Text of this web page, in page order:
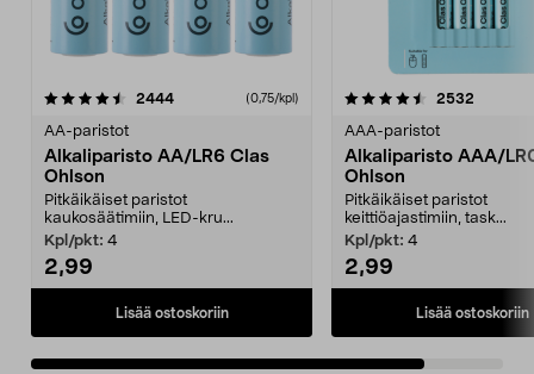
2444arvostelut (0,75/kpl)
AA-paristot
Alkaliparisto AA/LR6 Clas
Ohlson
Pitkäikäiset paristot
kaukosäätimiin, LED-kru...
Kpl/pkt: 4
2,99
Lisää ostoskoriin
4.5viidestä
2532
AAA-paristot
Alkaliparisto AAA/
Ohlson
Pitkäikäiset paristot
keittiöajastimiin, task...
Kpl/pkt: 4
2,99
Lisää ostoskoriin